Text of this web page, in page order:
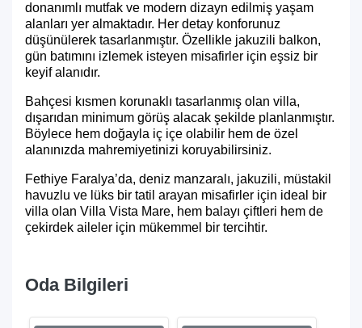
donanımlı mutfak ve modern dizayn edilmiş yaşam
alanları yer almaktadır. Her detay konforunuz
düşünülerek tasarlanmıştır. Özellikle jakuzili balkon,
gün batımını izlemek isteyen misafirler için eşsiz bir
keyif alanıdır.
Bahçesi kısmen korunaklı tasarlanmış olan villa,
dışarıdan minimum görüş alacak şekilde planlanmıştır.
Böylece hem doğayla iç içe olabilir hem de özel
alanınızda mahremiyetinizi koruyabilirsiniz.
Fethiye Faralya’da, deniz manzaralı, jakuzili, müstakil
havuzlu ve lüks bir tatil arayan misafirler için ideal bir
villa olan Villa Vista Mare, hem balayı çiftleri hem de
çekirdek aileler için mükemmel bir tercihtir.
Oda Bilgileri